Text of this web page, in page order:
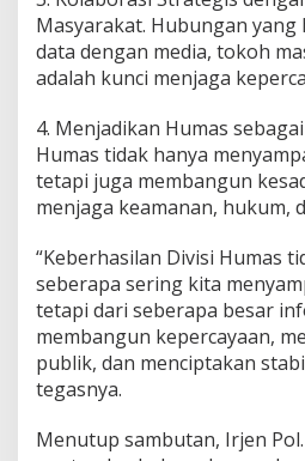
Masyarakat. Hubungan yang
data dengan media, tokoh
adalah kunci menjaga
4. Menjadikan Humas
Humas tidak hanya
tetapi juga membangun
menjaga keamanan, hukum,
“Keberhasilan Divisi Humas
seberapa sering kita
tetapi dari seberapa besar
membangun kepercayaan,
publik, dan menciptakan
tegasnya.
Menutup sambutan, Irjen